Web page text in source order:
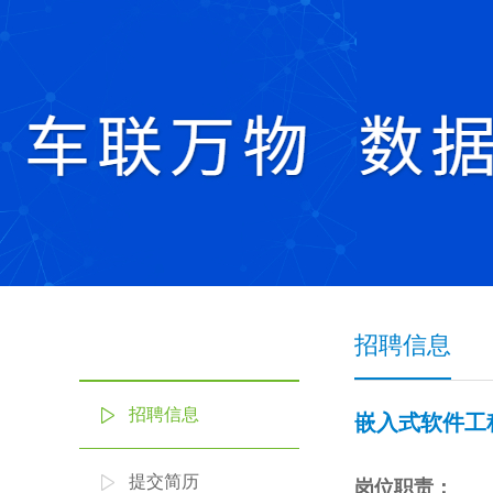
招聘信息
提交简历
招聘信息
嵌入式软件工
岗位职责：